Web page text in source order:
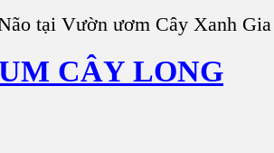
tại Vườn ươm Cây Xanh
CÂY LONG